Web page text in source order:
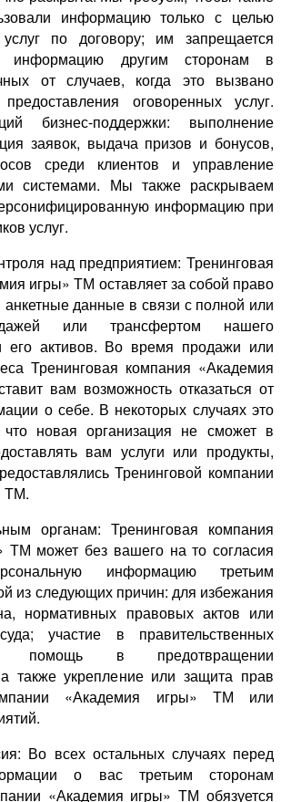
информацию только с целью
услуг по договору; им запрещается
информацию другим сторонам в
от случаев, когда это вызвано
оговоренных услуг.
бизнес-поддержки: выполнение
заявок, выдача призов и бонусов,
среди клиентов и управление
системами. Мы также раскрываем
информацию при
услуг.
над предприятием: Тренинговая
игры» ТМ оставляет за собой право
данные в связи с полной или
или трансфертом нашего
его активов. Во время продажи или
Тренинговая компания «Академия
вам возможность отказаться от
о себе. В некоторых случаях это
что новая организация не сможет в
вам услуги или продукты,
Тренинговой компании
ТМ.
органам: Тренинговая компания
ТМ может без вашего на то согласия
информацию третьим
из следующих причин: для избежания
нормативных правовых актов или
участие в правительственных
помощь в предотвращении
также укрепление или защита прав
«Академия игры» ТМ или
Во всех остальных случаях перед
о вас третьим сторонам
«Академия игры» ТМ обязуется